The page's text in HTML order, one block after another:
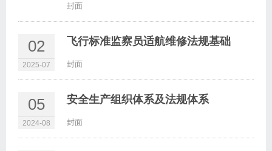
封面
02
2025-07
飞行标准监察员适航维修法规基础
封面
05
2024-08
安全生产组织体系及法规体系
封面